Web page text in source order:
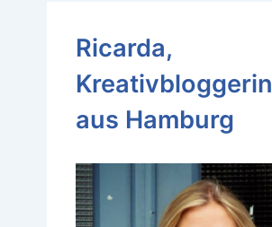
Ricarda,
Kreativbloggerin
aus Hamburg